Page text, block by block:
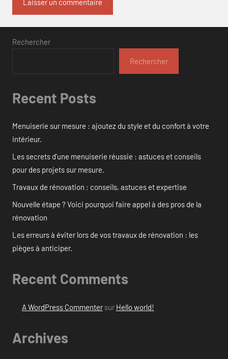
Rechercher
Rechercher
Recent Posts
Menuiserie sur mesure : ajoutez du style et du confort à votre
intérieur.
Les secrets d’une menuiserie réussie : astuces et conseils
pour des projets sur mesure.
Travaux de rénovation : conseils, astuces et expertise
Nouvelle étape ? Voici pourquoi faire appel à des pros de la
rénovation
Les erreurs à éviter lors de vos travaux de rénovation : les
pièges à anticiper.
Recent Comments
A WordPress Commentersur Hello world!
Archives